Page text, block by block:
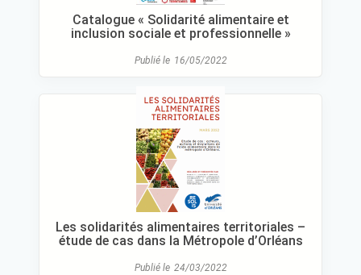
Catalogue « Solidarité alimentaire et
inclusion sociale et professionnelle »
Publié le 16/05/2022
Les solidarités alimentaires territoriales –
étude de cas dans la Métropole d’Orléans
Publié le 24/03/2022